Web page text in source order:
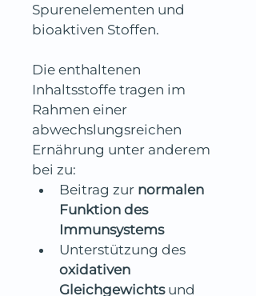
Spurenelementen und
bioaktiven Stoffen.
Die enthaltenen
Inhaltsstoffe tragen im
Rahmen einer
abwechslungsreichen
Ernährung unter anderem
bei zu:
Beitrag zur normalen
Funktion des
Immunsystems
Unterstützung des
oxidativen
Gleichgewichts und